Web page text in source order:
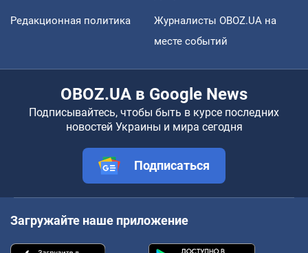
Редакционная политика
Журналисты OBOZ.UA на
месте событий
OBOZ.UA в Google News
Подписывайтесь, чтобы быть в курсе последних
новостей Украины и мира сегодня
Подписаться
Загружайте наше приложение